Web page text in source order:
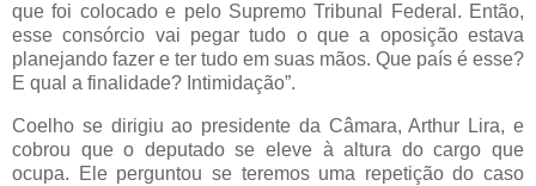
que foi colocado e pelo Supremo Tribunal Federal. Então,
esse consórcio vai pegar tudo o que a oposição estava
planejando fazer e ter tudo em suas mãos. Que país é esse?
E qual a finalidade? Intimidação”.
Coelho se dirigiu ao presidente da Câmara, Arthur Lira, e
cobrou que o deputado se eleve à altura do cargo que
ocupa. Ele perguntou se teremos uma repetição do caso